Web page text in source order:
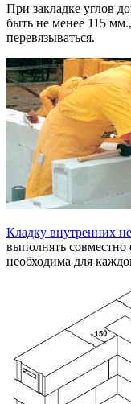
При закладке углов
быть не менее 115
перевязываться.
Кладку внутренних
выполнять
необходима для